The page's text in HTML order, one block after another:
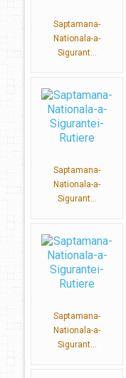
Saptamana-
Nationala-a-
Sigurant...
Saptamana-
Nationala-a-
Sigurant...
Saptamana-
Nationala-a-
Sigurant...